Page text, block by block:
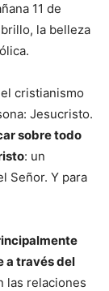
11 de
la belleza
cristianismo
Jesucristo.
sobre todo
: un
Señor. Y para
a través del
las relaciones